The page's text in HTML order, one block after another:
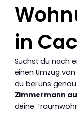
in
Suchst du nach
einen Umzug
du bei uns
Zimmermann
deine